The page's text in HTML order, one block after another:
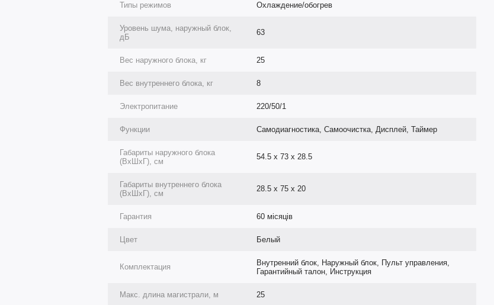
Типы режимов Охлаждение/обогрев
Уровень шума, наружный блок,
дБ
63
Вес наружного блока, кг 25
Вес внутреннего блока, кг 8
Электропитание 220/50/1
Функции Самодиагностика, Самоочистка, Дисплей, Таймер
Габариты наружного блока
(ВхШхГ), см
54.5 x 73 x 28.5
Габариты внутреннего блока
(ВхШхГ), см
28.5 x 75 x 20
Гарантия 60 місяців
Цвет Белый
Комплектация
Внутренний блок, Наружный блок, Пульт управления,
Гарантийный талон, Инструкция
Макс. длина магистрали, м 25